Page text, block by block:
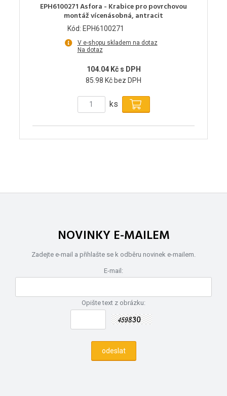
EPH6100271 Asfora - Krabice pro povrchovou
montáž vícenásobná, antracit
Kód: EPH6100271
V e-shopu skladem na dotaz
Na dotaz
104.04 Kč s DPH
85.98 Kč bez DPH
ks
NOVINKY E-MAILEM
Zadejte e-mail a přihlašte se k odběru novinek e-mailem.
E-mail:
Opište text z obrázku: